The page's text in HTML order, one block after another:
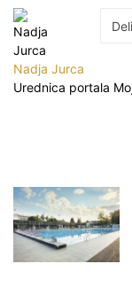
Nadja Jurca
Urednica portala